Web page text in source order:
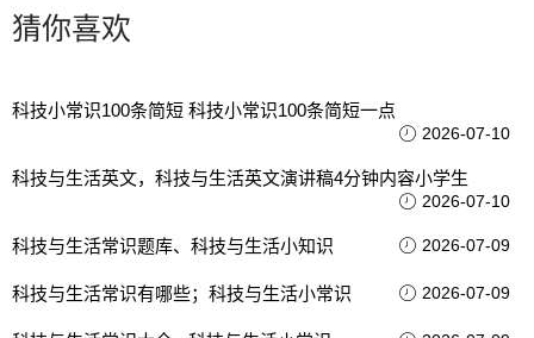
猜你喜欢
科技小常识100条简短 科技小常识100条简短一点
2026-07-10
科技与生活英文，科技与生活英文演讲稿4分钟内容小学生
2026-07-10
科技与生活常识题库、科技与生活小知识 2026-07-09
科技与生活常识有哪些；科技与生活小常识 2026-07-09